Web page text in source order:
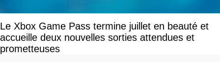
Le Xbox Game Pass termine juillet en beauté et
accueille deux nouvelles sorties attendues et
prometteuses